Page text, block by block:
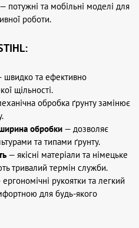
— потужні та мобільні моделі для
роботи.
швидко та ефективно
щільності.
обробка ґрунту замінює
обробки — дозволяє
та типами ґрунту.
— якісні матеріали та німецьке
тривалий термін служби.
рукоятки та легкий
для будь-якого